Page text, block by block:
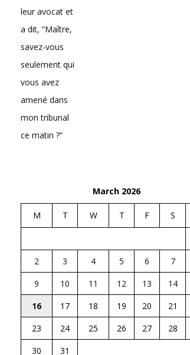
leur avocat et
a dit, “Maître,
savez-vous
seulement qui
vous avez
amené dans
mon tribunal
ce matin ?”
March 2026
M T W T F S
2
3 4 5 6 7
9
10 11 12 13 14
16
17 18 19 20 21
23
24 25 26 27 28
30
31